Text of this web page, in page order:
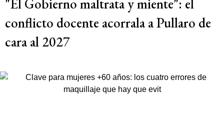
"El Gobierno maltrata y miente": el
conflicto docente acorrala a Pullaro de
cara al 2027